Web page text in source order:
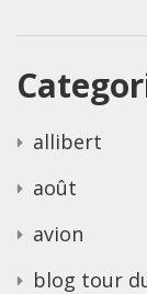
allibert
août
avion
blog tour